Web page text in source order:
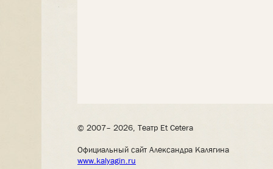
© 2007– 2026, Театр Et Cetera
Официальный сайт Александра Калягина
www.kalyagin.ru